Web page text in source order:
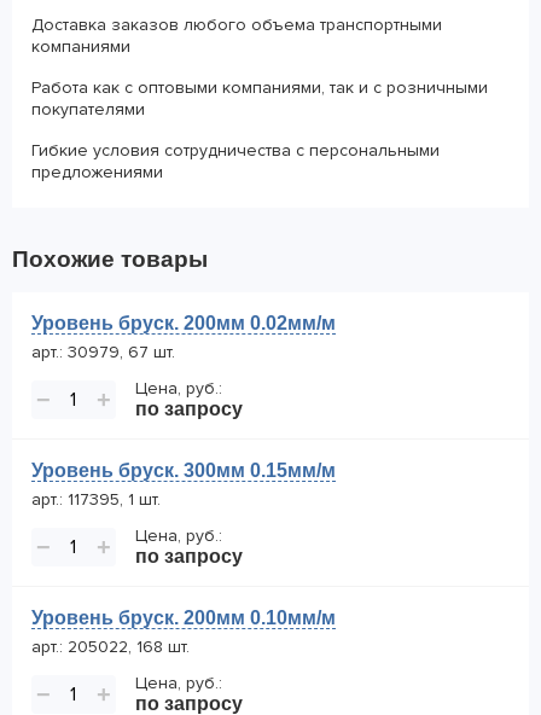
Доставка заказов любого объема транспортными
компаниями
Работа как с оптовыми компаниями, так и с розничными
покупателями
Гибкие условия сотрудничества с персональными
предложениями
Похожие товары
Уровень бруск. 200мм 0.02мм/м
арт.: 30979, 67 шт.
− +
Цена, руб.:
по запросу
Уровень бруск. 300мм 0.15мм/м
арт.: 117395, 1 шт.
− +
Цена, руб.:
по запросу
Уровень бруск. 200мм 0.10мм/м
арт.: 205022, 168 шт.
− +
Цена, руб.:
по запросу